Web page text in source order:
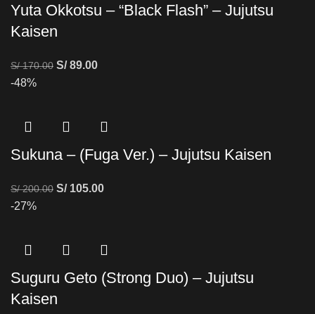
Yuta Okkotsu – “Black Flash” – Jujutsu
Kaisen
S/170.00 S/89.00
-48%
Sukuna – (Fuga Ver.) – Jujutsu Kaisen
S/200.00 S/105.00
-27%
Suguru Geto (Strong Duo) – Jujutsu
Kaisen